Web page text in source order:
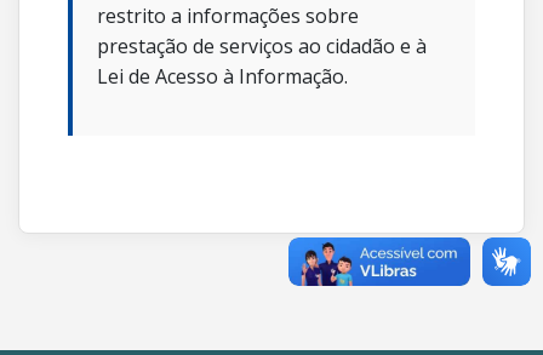
restrito a informações sobre
prestação de serviços ao cidadão e à
Lei de Acesso à Informação.